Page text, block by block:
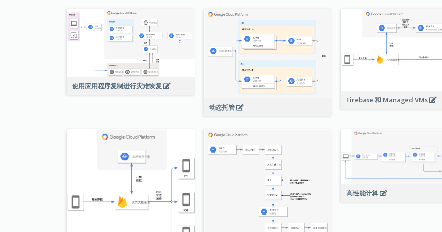
使用应用程序复制进行灾难恢复
动态托管
Firebase 和 Managed VMs
高性能计算